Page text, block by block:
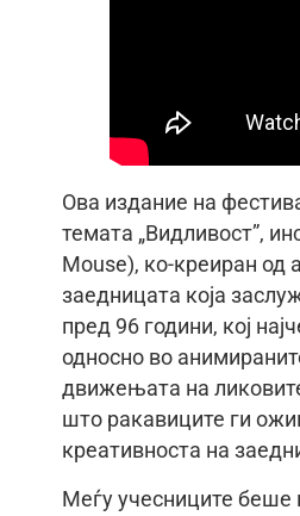
Ова издание на
темата „Видливост”,
Mouse), ко-креиран од
заедницата која
пред 96 години, кој
односно во
движењата на
што ракавиците ги
креативноста на
Меѓу учесниците беше